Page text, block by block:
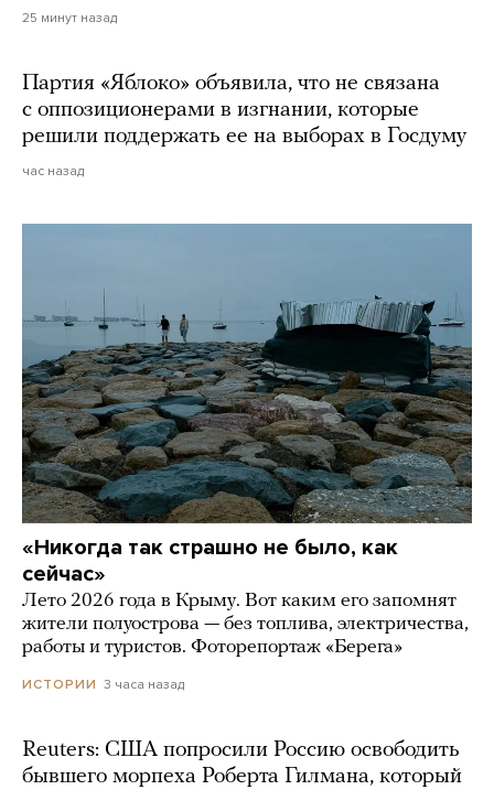
25 минут назад
Партия «Яблоко» объявила, что не связана
с оппозиционерами в изгнании, которые
решили поддержать ее на выборах в Госдуму
час назад
«Никогда так страшно не было, как
сейчас»
Лето 2026 года в Крыму. Вот каким его запомнят
жители полуострова — без топлива, электричества,
работы и туристов. Фоторепортаж «Берега»
ИСТОРИИ 3 часа назад
Reuters: США попросили Россию освободить
бывшего морпеха Роберта Гилмана, который